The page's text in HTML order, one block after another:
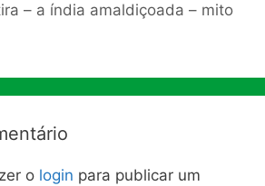
– a índia amaldiçoada – mito
o login para publicar um